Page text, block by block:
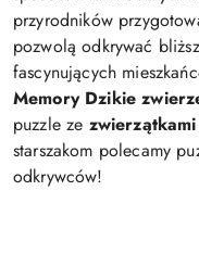
przyrodników
pozwolą odkrywać
fascynujących
Memory Dzikie
puzzle ze
starszakom polecamy
odkrywców!